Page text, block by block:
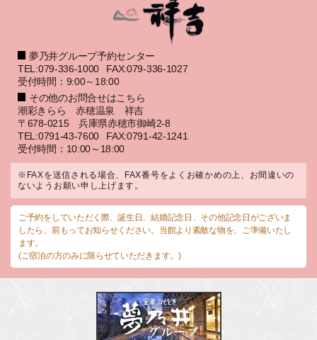
夢乃井グループ予約センター
TEL:079-336-1000
FAX:079-336-1027
受付時間：9:00～18:00
その他のお問合せはこちら
潮彩きらら 赤穂温泉 祥吉
〒678-0215 兵庫県赤穂市御崎2-8
TEL:0791-43-7600
FAX:0791-42-1241
受付時間：10:00～18:00
※FAXを送信される場合、FAX番号をよくお確かめの上、お間違いの
ないようお願い申し上げます。
ご予約をしていただく際、誕生日、結婚記念日、その他記念日がございま
したら、前もってお知らせください。当館より素敵な物を、ご準備いたし
ます。
(ご宿泊の方のみに限らせていただきます。)